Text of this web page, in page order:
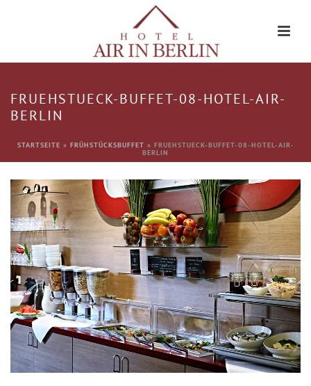
FRUEHSTUECK-BUFFET-08-HOTEL-AIR-
BERLIN
STARTSEITE » FRÜHSTÜCKSBUFFET » FRUEHSTUECK-BUFFET-08-HOTEL-AIR-
BERLIN